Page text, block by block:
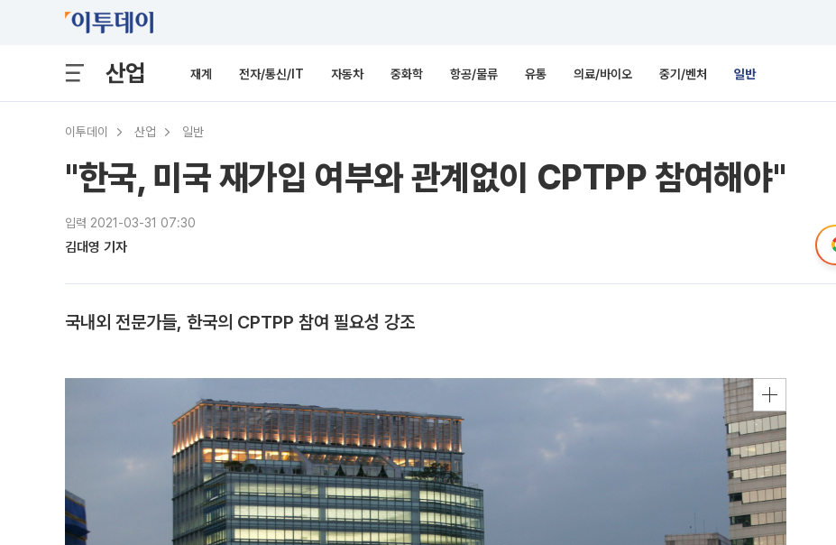
산업 재계 전자/통신/IT 자동차 중화학 항공/물류 유통 의료/바이오 중기/벤처 일반
이투데이 산업 일반
"한국, 미국 재가입 여부와 관계없이 CPTPP 참여해야"
입력 2021-03-31 07:30
김대영 기자
국내외 전문가들, 한국의 CPTPP 참여 필요성 강조